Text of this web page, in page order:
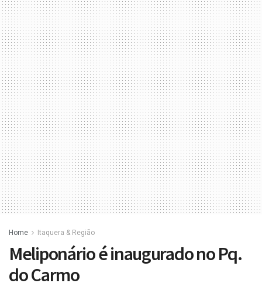
Home Itaquera & Região
Meliponário é inaugurado no Pq.
do Carmo